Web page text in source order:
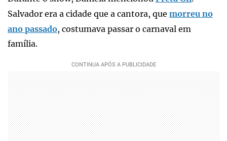
Salvador era a cidade que a cantora, que morreu no
ano passado, costumava passar o carnaval em
família.